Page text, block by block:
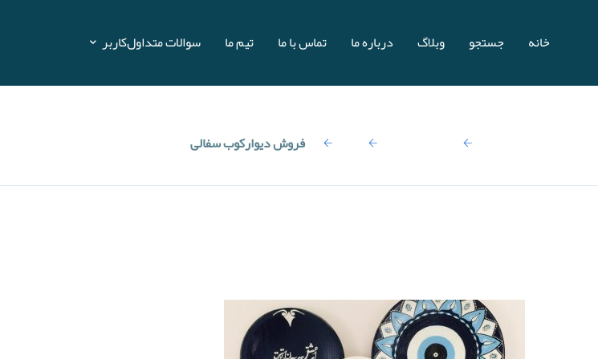
خانه جستجو وبلاگ درباره ما تماس با ما تیم ما سوالات متداولکاربر
فروش دیوارکوب سفالی